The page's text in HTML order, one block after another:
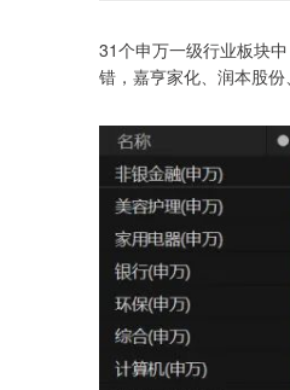
31个申万一级行业板块
错，嘉亨家化、润本股